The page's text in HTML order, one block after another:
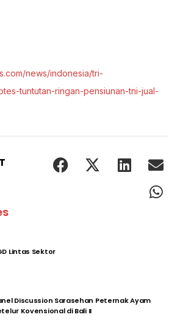
news/indonesia/tri-
tuntutan-ringan-pensiunan-tni-jual-
Lintas Sektor
Discussion Sarasehan Peternak Ayam
Kovensional di Bali II